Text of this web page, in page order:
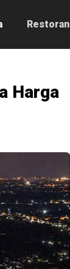
Restoran
Harga